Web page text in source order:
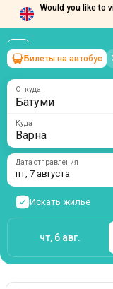
Would you like to
Батуми→Варна
пт, 7 августа/1
Билеты на автобус
Откуда
Куда
Дата отправления
пт, 7 августа
Искать жилье
чт, 6 авг.